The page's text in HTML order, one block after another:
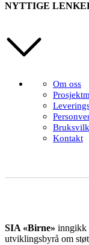
NYTTIGE
Om oss
Kontakt
SIA «Birne» inngikk
utviklingsbyrå om